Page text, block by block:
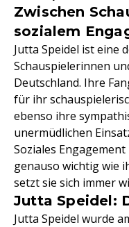
Zwischen
sozialem
Jutta Speidel ist eine
Schauspielerinnen
Deutschland. Ihre
für ihr
ebenso ihre
unermüdlichen
Soziales
genauso wichtig wie
setzt sie sich immer
Jutta Speidel:
Jutta Speidel wurde